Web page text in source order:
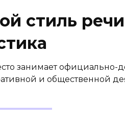
стиль
занимает официально-
и общественной